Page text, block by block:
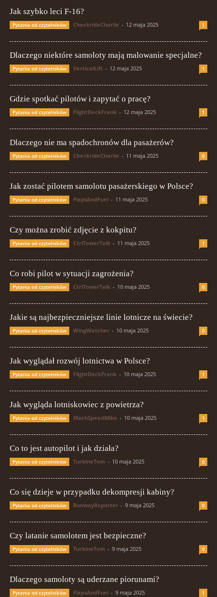
Jak szybko leci F-16?
Pytania od czytelników CheckrideCharlie - 12 maja 2025 1
Dlaczego niektóre samoloty mają malowanie specjalne?
Pytania od czytelników VerticalLift - 12 maja 2025 1
Gdzie spotkać pilotów i zapytać o pracę?
Pytania od czytelników FlightDeckFrank - 12 maja 2025 1
Dlaczego nie ma spadochronów dla pasażerów?
Pytania od czytelników CheckrideCharlie - 11 maja 2025 0
Jak zostać pilotem samolotu pasażerskiego w Polsce?
Pytania od czytelników FlapsAndFuel - 11 maja 2025 0
Czy można zrobić zdjęcie z kokpitu?
Pytania od czytelników CtrlTowerTalk - 11 maja 2025 1
Co robi pilot w sytuacji zagrożenia?
Pytania od czytelników CtrlTowerTalk - 10 maja 2025 0
Jakie są najbezpieczniejsze linie lotnicze na świecie?
Pytania od czytelników WingWatcher - 10 maja 2025 0
Jak wyglądał rozwój lotnictwa w Polsce?
Pytania od czytelników FlightDeckFrank - 10 maja 2025 1
Jak wygląda lotniskowiec z powietrza?
Pytania od czytelników MachSpeedMike - 10 maja 2025 1
Co to jest autopilot i jak działa?
Pytania od czytelników TurbineTom - 10 maja 2025 0
Co się dzieje w przypadku dekompresji kabiny?
Pytania od czytelników RunwayReporter - 9 maja 2025 0
Czy latanie samolotem jest bezpieczne?
Pytania od czytelników TurbineTom - 9 maja 2025 0
Dlaczego samoloty są uderzane piorunami?
Pytania od czytelników FlapsAndFuel - 9 maja 2025 1